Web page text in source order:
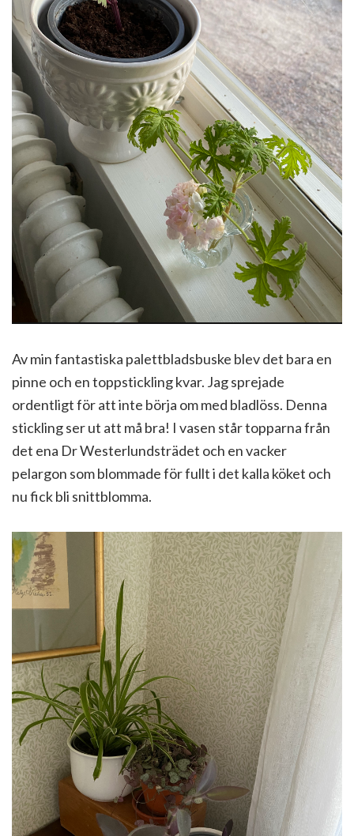
Av min fantastiska palettbladsbuske blev det bara en
pinne och en toppstickling kvar. Jag sprejade
ordentligt för att inte börja om med bladlöss. Denna
stickling ser ut att må bra! I vasen står topparna från
det ena Dr Westerlundsträdet och en vacker
pelargon som blommade för fullt i det kalla köket och
nu fick bli snittblomma.